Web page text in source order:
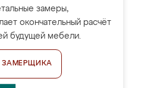
замеры,
окончательный расчёт
будущей мебели.
ЗАМЕРЩИКА